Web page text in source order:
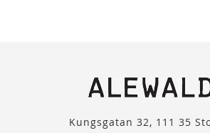
Kungsgatan 32, 111 35